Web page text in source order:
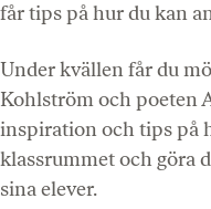
får tips på hur du kan
Under kvällen får du
Kohlström och poeten
inspiration och tips på
klassrummet och göra
sina elever.